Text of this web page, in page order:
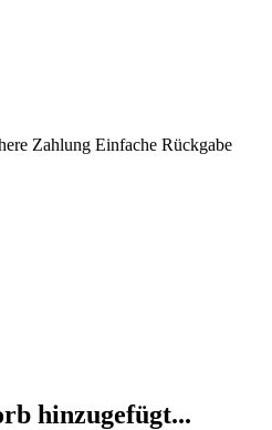
Zahlung Einfache Rückgabe
hinzugefügt...